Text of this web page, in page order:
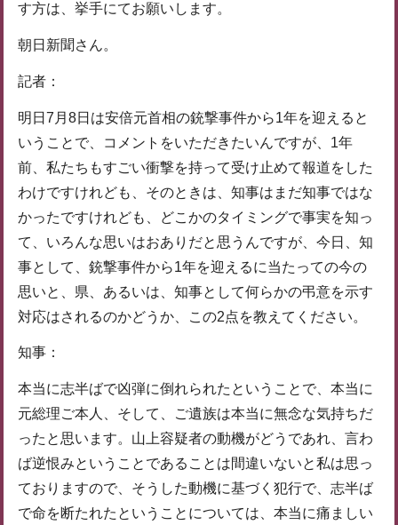
す方は、挙手にてお願いします。
朝日新聞さん。
記者：
明日7月8日は安倍元首相の銃撃事件から1年を迎えると
いうことで、コメントをいただきたいんですが、1年
前、私たちもすごい衝撃を持って受け止めて報道をした
わけですけれども、そのときは、知事はまだ知事ではな
かったですけれども、どこかのタイミングで事実を知っ
て、いろんな思いはおありだと思うんですが、今日、知
事として、銃撃事件から1年を迎えるに当たっての今の
思いと、県、あるいは、知事として何らかの弔意を示す
対応はされるのかどうか、この2点を教えてください。
知事：
本当に志半ばで凶弾に倒れられたということで、本当に
元総理ご本人、そして、ご遺族は本当に無念な気持ちだ
ったと思います。山上容疑者の動機がどうであれ、言わ
ば逆恨みということであることは間違いないと私は思っ
ておりますので、そうした動機に基づく犯行で、志半ば
で命を断たれたということについては、本当に痛ましい